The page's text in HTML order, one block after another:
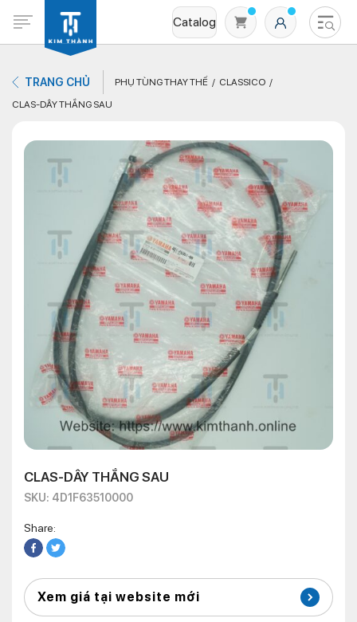
Catalog
Không có sản phẩm nào trong giỏ hàng
TRANG CHỦ PHỤ TÙNG THAY THẾ
CLASSICO
CLAS-DÂY THẮNG SAU
CLAS-DÂY THẮNG SAU
SKU: 4D1F63510000
Share:
Xem giá tại website mới